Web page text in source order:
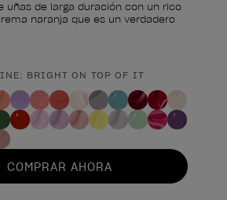
uñas de larga duración con un rico
naranja que es un verdadero
producto
BRIGHT ON TOP OF IT
COMPRAR AHORA